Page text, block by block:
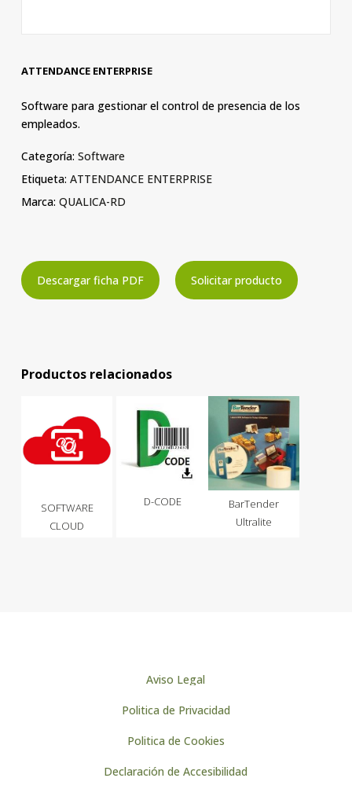
ATTENDANCE ENTERPRISE
Software para gestionar el control de presencia de los
empleados.
Categoría: Software
Etiqueta: ATTENDANCE ENTERPRISE
Marca: QUALICA-RD
Descargar ficha PDF Solicitar producto
Productos relacionados
SOFTWARE
CLOUD
D-CODE
BarTender
Ultralite
Aviso Legal
Politica de Privacidad
Politica de Cookies
Declaración de Accesibilidad